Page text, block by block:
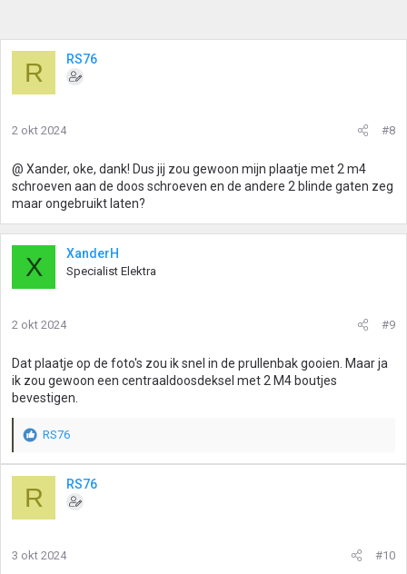
R RS76
2 okt 2024 #8
@ Xander, oke, dank! Dus jij zou gewoon mijn plaatje met 2 m4
schroeven aan de doos schroeven en de andere 2 blinde gaten zeg
maar ongebruikt laten?
X XanderH
Specialist Elektra
2 okt 2024 #9
Dat plaatje op de foto's zou ik snel in de prullenbak gooien. Maar ja
ik zou gewoon een centraaldoosdeksel met 2 M4 boutjes
bevestigen.
W
a
d
e
i
RS76
R RS76
3 okt 2024 #10